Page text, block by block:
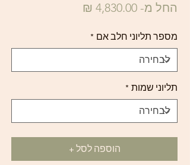
החל מ- 4,830.00 ₪
מספר תליוני חלב אם *
תליוני שמות *
הוספה לסל +